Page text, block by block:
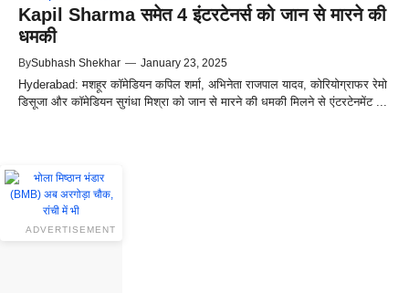
Kapil Sharma समेत 4 इंटरटेनर्स को जान से मारने की
धमकी
BySubhash Shekhar — January 23, 2025
Hyderabad: मशहूर कॉमेडियन कपिल शर्मा, अभिनेता राजपाल यादव, कोरियोग्राफर रेमो
डिसूजा और कॉमेडियन सुगंधा मिश्रा को जान से मारने की धमकी मिलने से एंटरटेनमेंट ...
ADVERTISEMENT